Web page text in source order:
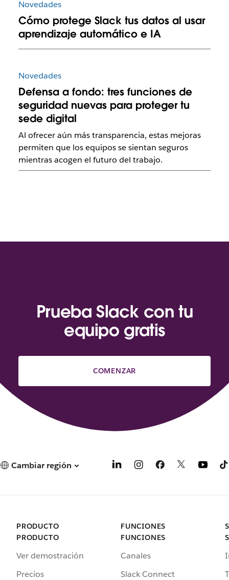
Novedades
Cómo protege Slack tus datos al usar
aprendizaje automático e IA
Novedades
Defensa a fondo: tres funciones de
seguridad nuevas para proteger tu
sede digital
Al ofrecer aún más transparencia, estas mejoras
permiten que los equipos se sientan seguros
mientras acogen el futuro del trabajo.
Prueba Slack con tu
equipo gratis
COMENZAR
Cambiar región
PRODUCTO
PRODUCTO
Ver demostración
Precios
FUNCIONES
FUNCIONES
Canales
Slack Connect